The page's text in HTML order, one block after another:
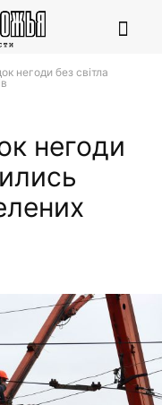
негоди без світла
негоди